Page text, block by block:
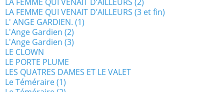
LA FEMME QUI VENAIT D’AILLEURS (2)
LA FEMME QUI VENAIT D’AILLEURS (3 et fin)
L' ANGE GARDIEN. (1)
L'Ange Gardien (2)
L'Ange Gardien (3)
LE CLOWN
LE PORTE PLUME
LES QUATRES DAMES ET LE VALET
Le Téméraire (1)